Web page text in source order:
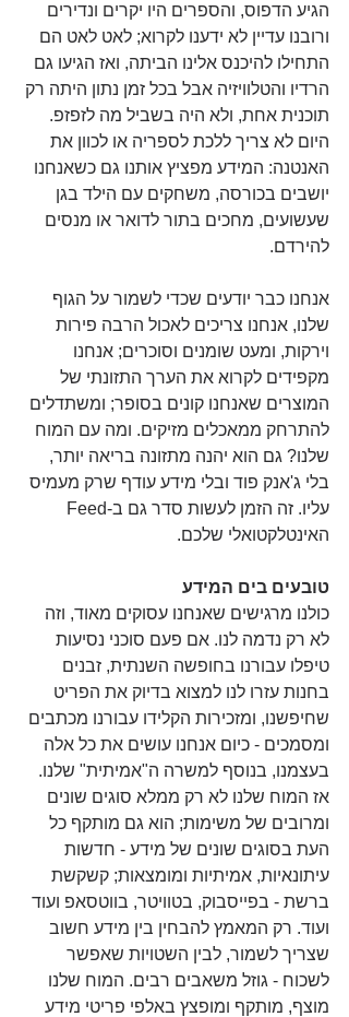
הגיע הדפוס, והספרים היו יקרים ונדירים
ורובנו עדיין לא ידענו לקרוא; לאט לאט הם
התחילו להיכנס אלינו הביתה, ואז הגיעו גם
הרדיו והטלוויזיה אבל בכל זמן נתון היתה רק
תוכנית אחת, ולא היה בשביל מה לזפזפ.
היום לא צריך ללכת לספריה או לכוון את
האנטנה: המידע מפציץ אותנו גם כשאנחנו
יושבים בכורסה, משחקים עם הילד בגן
שעשועים, מחכים בתור לדואר או מנסים
להירדם.
אנחנו כבר יודעים שכדי לשמור על הגוף
שלנו, אנחנו צריכים לאכול הרבה פירות
וירקות, ומעט שומנים וסוכרים; אנחנו
מקפידים לקרוא את הערך התזונתי של
המוצרים שאנחנו קונים בסופר; ומשתדלים
להתרחק ממאכלים מזיקים. ומה עם המוח
שלנו? גם הוא יהנה מתזונה בריאה יותר,
בלי ג'אנק פוד ובלי מידע עודף שרק מעמיס
האינטלקטואלי שלכם.
טובעים בים המידע
כולנו מרגישים שאנחנו עסוקים מאוד, וזה
לא רק נדמה לנו. אם פעם סוכני נסיעות
טיפלו עבורנו בחופשה השנתית, זבנים
בחנות עזרו לנו למצוא בדיוק את הפריט
שחיפשנו, ומזכירות הקלידו עבורנו מכתבים
ומסמכים - כיום אנחנו עושים את כל אלה
בעצמנו, בנוסף למשרה ה"אמיתית" שלנו.
אז המוח שלנו לא רק ממלא סוגים שונים
ומרובים של משימות; הוא גם מותקף כל
העת בסוגים שונים של מידע - חדשות
עיתונאיות, אמיתיות ומומצאות; קשקשת
ברשת - בפייסבוק, בטוויטר, בווטסאפ ועוד
ועוד. רק המאמץ להבחין בין מידע חשוב
שצריך לשמור, לבין השטויות שאפשר
לשכוח - גוזל משאבים רבים. המוח שלנו
מוצף, מותקף ומופצץ באלפי פריטי מידע